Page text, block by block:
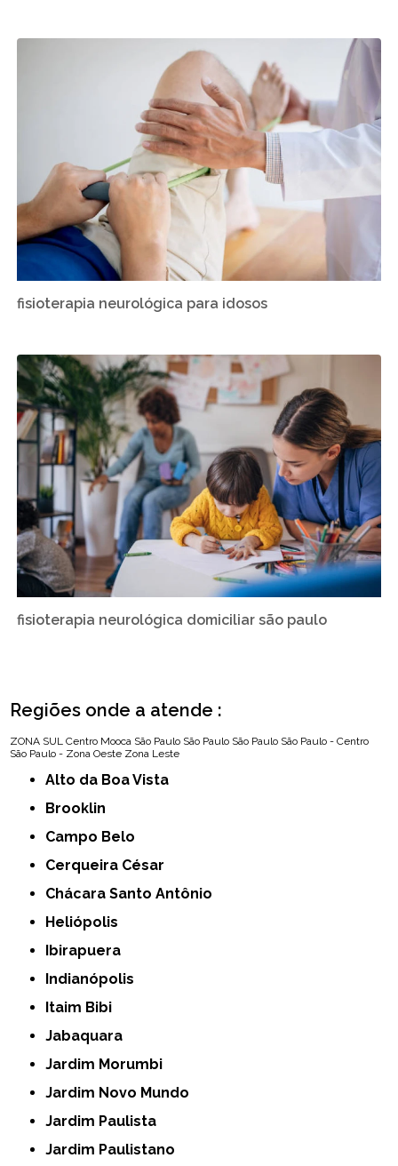
fisioterapia neurológica para idosos
fisioterapia neurológica domiciliar são paulo
Regiões onde a atende :
ZONA SUL Centro Mooca São Paulo São Paulo São Paulo São Paulo - Centro
São Paulo - Zona Oeste Zona Leste
Alto da Boa Vista
Brooklin
Campo Belo
Cerqueira César
Chácara Santo Antônio
Heliópolis
Ibirapuera
Indianópolis
Itaim Bibi
Jabaquara
Jardim Morumbi
Jardim Novo Mundo
Jardim Paulista
Jardim Paulistano